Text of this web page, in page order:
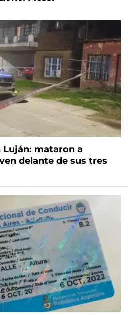
mataron a
delante de sus tres